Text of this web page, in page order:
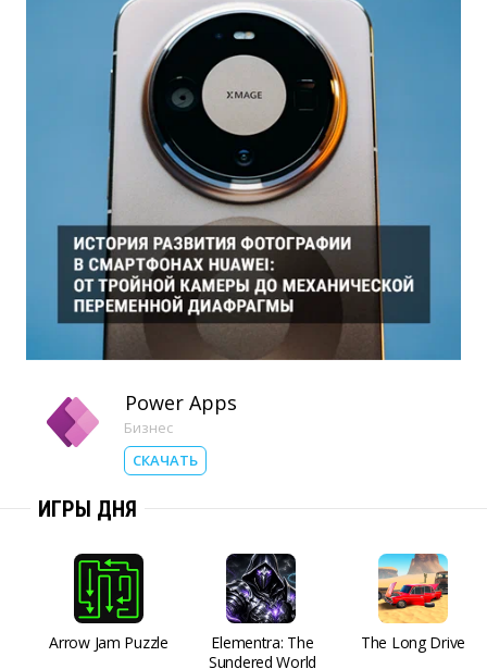
Power Apps
Бизнес
СКАЧАТЬ
ИГРЫ ДНЯ
Arrow Jam Puzzle
Elementra: The
Sundered World
The Long Drive